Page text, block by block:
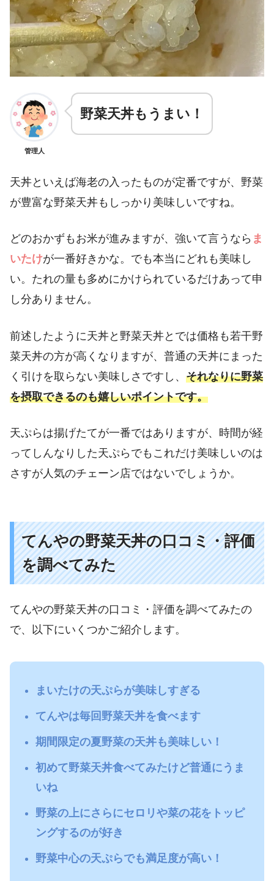
管理人
野菜天丼もうまい！
天丼といえば海老の入ったものが定番ですが、野菜
が豊富な野菜天丼もしっかり美味しいですね。
どのおかずもお米が進みますが、強いて言うなら ま
いたけが一番好きかな。でも本当にどれも美味し
い。たれの量も多めにかけられているだけあって申
し分ありません。
前述したように天丼と野菜天丼とでは価格も若干野
菜天丼の方が高くなりますが、普通の天丼にまった
く引けを取らない美味しさですし、 それなりに野菜
を摂取できるのも嬉しいポイントです。
天ぷらは揚げたてが一番ではありますが、時間が経
ってしんなりした天ぷらでもこれだけ美味しいのは
さすが人気のチェーン店ではないでしょうか。
てんやの野菜天丼の口コミ・評価
を調べてみた
てんやの野菜天丼の口コミ・評価を調べてみたの
で、以下にいくつかご紹介します。
まいたけの天ぷらが美味しすぎる
てんやは毎回野菜天丼を食べます
期間限定の夏野菜の天丼も美味しい！
初めて野菜天丼食べてみたけど普通にうま
いね
野菜の上にさらにセロリや菜の花をトッピ
ングするのが好き
野菜中心の天ぷらでも満足度が高い！